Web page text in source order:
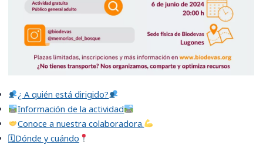
​¿ A quién está dirigido?
Información de la actividad
Conoce a nuestra colaboradora.
🗓Dónde y cuándo